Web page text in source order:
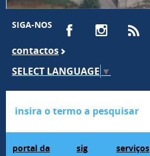
SIGA-NOS
contactos
SELECT LANGUAGE ▼
portal da
sig
serviços